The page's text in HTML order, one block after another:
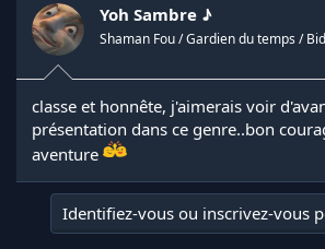
n
s
:
Yoh Sambre ♪
Shaman Fou / Gardien du temps /
classe et honnête, j'aimerais voir
présentation dans ce genre..bon
aventure
Identifiez-vous ou inscrivez-vous